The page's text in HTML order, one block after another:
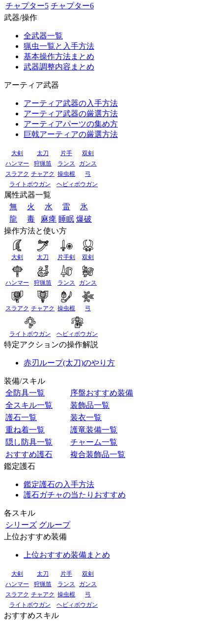
チャプター5 チャプター6
武器/操作
全武器一覧
猟虫一覧と入手方法
基本操作方法まとめ
武器調整内容まとめ
アーティア武器
アーティア武器の入手方法
アーティア武器の厳選方法
アーティアパーツの集め方
巨戟アーティアの厳選方法
大剣 太刀 片手
双剣
ハンマー
狩猟笛 ランス
ガンス
スラアク チャアク 操虫棍
弓
ライトボウガン
ヘビィボウガン
属性武器一覧
無
火 水 雷
氷
龍
毒 麻痺 睡眠 爆破
操作方法と使い方
大剣 太刀 片手剣 双剣
ハンマー 狩猟笛 ランス ガンス
スラアク チャアク 操虫棍 弓
ライトボウガン ヘビィボウガン
特定アクションの操作解説
赤刃ループ(太刀)のやり方
装備/スキル
全防具一覧
序盤おすすめ装備
全スキル一覧
装飾品一覧
護石一覧
装衣一覧
重ね着一覧
護竜装備一覧
隠し防具一覧
チャーム一覧
おすすめ護石
複合装飾品一覧
鑑定護石
鑑定護石の入手方法
護石ガチャの当たりおすすめ
各スキル
シリーズ グループ
上位おすすめ装備
上位おすすめ装備まとめ
大剣 太刀 片手
双剣
ハンマー
狩猟笛 ランス
ガンス
スラアク チャアク 操虫棍
弓
ライトボウガン
ヘビィボウガン
おすすめスキル